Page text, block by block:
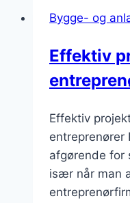
Bygge- og
Effektiv
Effektiv
entreprenører
afgørende for
især når man